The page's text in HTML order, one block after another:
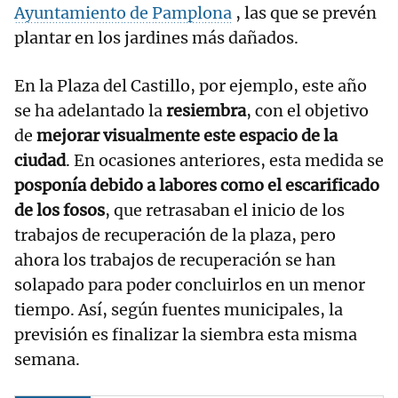
Ayuntamiento de Pamplona , las que se prevén
plantar en los jardines más dañados.
En la Plaza del Castillo, por ejemplo, este año
se ha adelantado laresiembra, con el objetivo
de mejorar visualmente este espacio de la
ciudad. En ocasiones anteriores, esta medida se
posponía debido a labores como el escarificado
de los fosos, que retrasaban el inicio de los
trabajos de recuperación de la plaza, pero
ahora los trabajos de recuperación se han
solapado para poder concluirlos en un menor
tiempo. Así, según fuentes municipales, la
previsión es finalizar la siembra esta misma
semana.